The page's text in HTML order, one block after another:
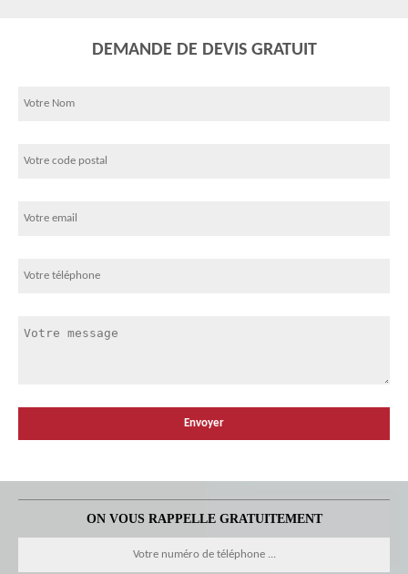
DEMANDE DE DEVIS GRATUIT
ON VOUS RAPPELLE GRATUITEMENT